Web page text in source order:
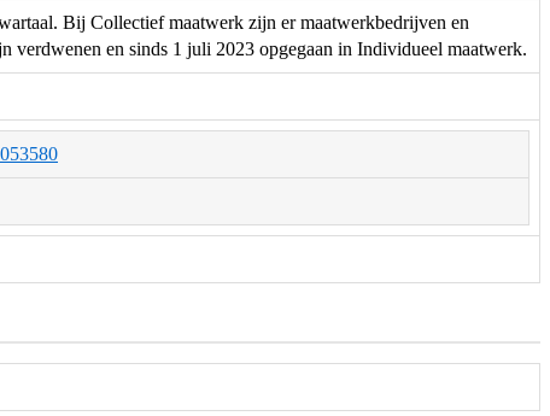
Bij Collectief maatwerk zijn er maatwerkbedrijven en
en sinds 1 juli 2023 opgegaan in Individueel maatwerk.